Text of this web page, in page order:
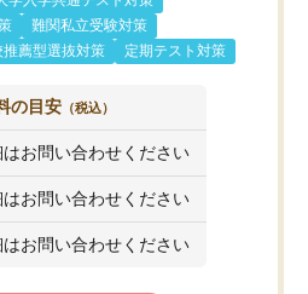
難関私立受験対策
薦型選抜対策
定期テスト対策
の目安 （税込）
はお問い合わせください
はお問い合わせください
はお問い合わせください